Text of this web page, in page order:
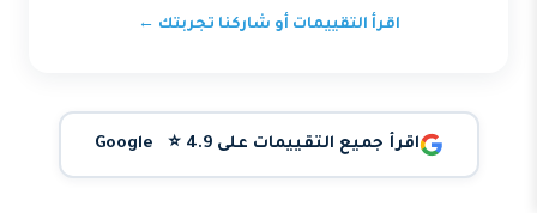
اقرأ التقييمات أو شاركنا تجربتك ←
اقرأ جميع التقييمات على Google ⭐ 4.9